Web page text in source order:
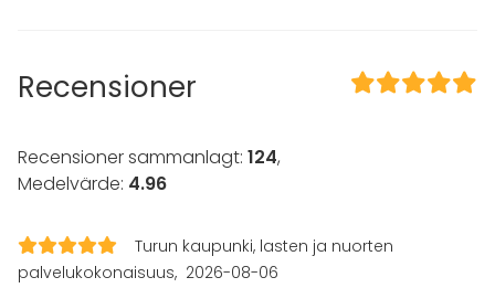
Trädgård
Bubbelpool / Jacuzzi
Kök i kundens bruk
Handdukar
Servis
Recensioner
Recensioner sammanlagt: 124,
Medelvärde: 4.96
Turun kaupunki, lasten ja nuorten
palvelukokonaisuus 2026-08-06